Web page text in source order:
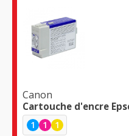
Canon
1 1 1